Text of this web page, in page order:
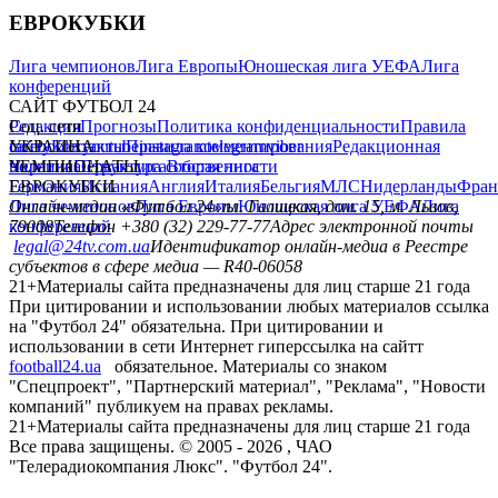
ЕВРОКУБКИ
Лига чемпионовЛига ЕвропыЮношеская лига УЕФАЛига
конференций
САЙТ ФУТБОЛ 24
РедакцияПрогнозыПолитика конфиденциальностиПравила
сайтуКонтактыПравила комментированияРедакционная
политикаСтруктура собственности
Соц. сети
facebookxyoutubeinstagramtelegramviber
УКРАИНА
УкраинаПервая лигаВторая лига
ЧЕМПИОНАТЫ
ГерманияИспанияАнглияИталияБельгияМЛСНидерланды
ЕВРОКУБКИ
Лига чемпионовЛига ЕвропыЮношеская лига УЕФАЛига
конференций
Онлайн-медиа «Футбол 24»пл. Галицкая, дом. 15, м. Львов,
79008Телефон +380 (32) 229-77-77Адрес электронной почты
legal@24tv.com.uaИдентификатор онлайн-медиа в Реестре
субъектов в сфере медиа — R40-06058
21+Материалы сайта предназначены для лиц старше 21 года
При цитировании и использовании любых материалов ссылка
на "Футбол 24" обязательна. При цитировании и
использовании в сети Интернет гиперссылка на сайтт
football24.ua
обязательное. Материалы со знаком
"Спецпроект", "Партнерский материал", "Реклама", "Новости
компаний" публикуем на правах рекламы.
21+Материалы сайта предназначены для лиц старше 21 года
Все права защищены. © 2005 - 2026 , ЧАО
"Телерадиокомпания Люкс". "Футбол 24".